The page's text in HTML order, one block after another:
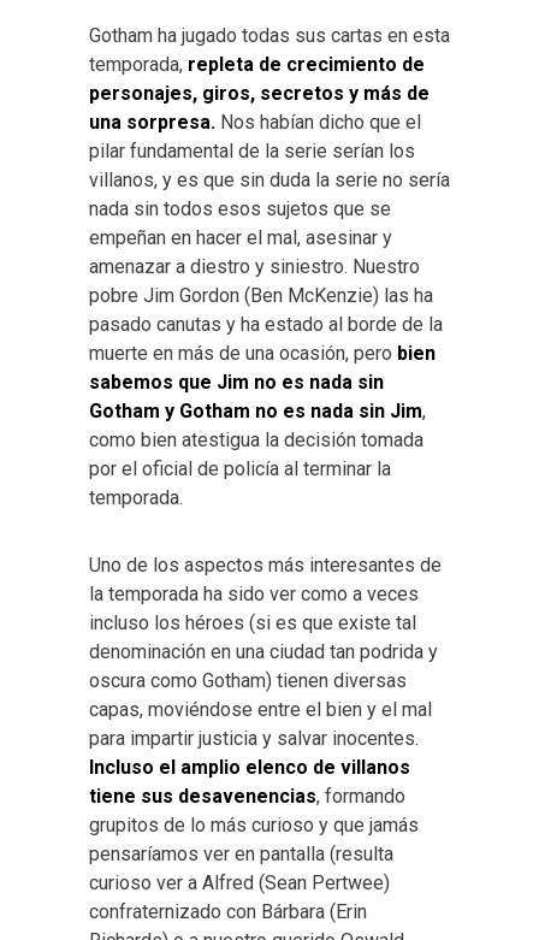
Gotham ha jugado todas sus cartas en esta
temporada, repleta de crecimiento de
personajes, giros, secretos y más de
una sorpresa. Nos habían dicho que el
pilar fundamental de la serie serían los
villanos, y es que sin duda la serie no sería
nada sin todos esos sujetos que se
empeñan en hacer el mal, asesinar y
amenazar a diestro y siniestro. Nuestro
pobre Jim Gordon (Ben McKenzie) las ha
pasado canutas y ha estado al borde de la
muerte en más de una ocasión, pero bien
sabemos que Jim no es nada sin
Gotham y Gotham no es nada sin Jim,
como bien atestigua la decisión tomada
por el oficial de policía al terminar la
temporada.
Uno de los aspectos más interesantes de
la temporada ha sido ver como a veces
incluso los héroes (si es que existe tal
denominación en una ciudad tan podrida y
oscura como Gotham) tienen diversas
capas, moviéndose entre el bien y el mal
para impartir justicia y salvar inocentes.
Incluso el amplio elenco de villanos
tiene sus desavenencias, formando
grupitos de lo más curioso y que jamás
pensaríamos ver en pantalla (resulta
curioso ver a Alfred (Sean Pertwee)
confraternizado con Bárbara (Erin